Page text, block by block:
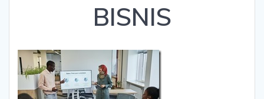
BISNIS